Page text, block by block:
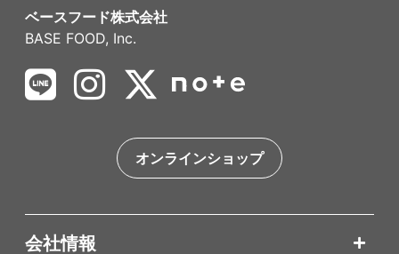
ベースフード株式会社
BASE FOOD, Inc.
オンラインショップ
会社情報